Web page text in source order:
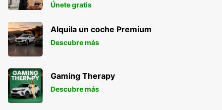
Únete gratis
Alquila un coche Premium
Descubre más
Gaming Therapy
Descubre más